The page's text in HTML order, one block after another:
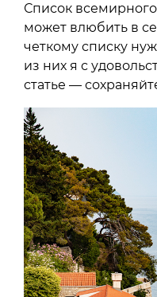
Список
может влюбить в
четкому списку
из них я с
статье —